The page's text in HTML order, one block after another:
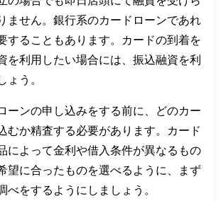
ません。銀行系のカードローンであれ
することもあります。カードの到着を
を利用したい場合には、振込融資を利
ょう。
ーンの申し込みをする前に、どのカー
むか精査する必要があります。カード
によって金利や借入条件が異なるもの
望に合ったものを選べるように、まず
べをするようにしましょう。